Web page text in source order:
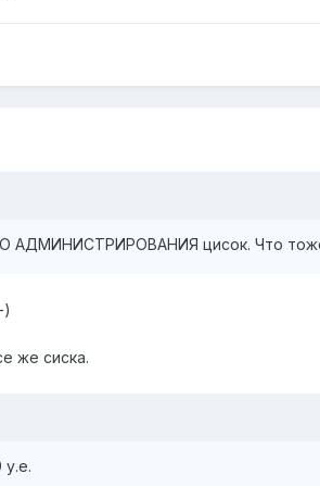
АДМИНИСТРИРОВАНИЯ цисок. Что
)
же сиска.
у.е.